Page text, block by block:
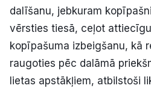
dalīšanu, jebkuram
vērsties tiesā, ceļot
kopīpašuma izbeigšanu, kā
raugoties pēc dalāmā
lietas apstākļiem, atbilstoši